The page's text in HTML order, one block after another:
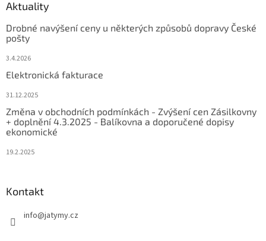
Aktuality
Drobné navýšení ceny u některých způsobů dopravy České
pošty
3.4.2026
Elektronická fakturace
31.12.2025
Změna v obchodních podmínkách - Zvýšení cen Zásilkovny
+ doplnění 4.3.2025 - Balíkovna a doporučené dopisy
ekonomické
19.2.2025
Kontakt
info@jatymy.cz